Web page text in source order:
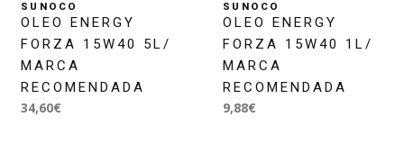
SUNOCO
OLEO ENERGY
FORZA 15W40 5L/
MARCA
RECOMENDADA
34,60€
SUNOCO
OLEO ENERGY
FORZA 15W40 1L/
MARCA
RECOMENDADA
9,88€